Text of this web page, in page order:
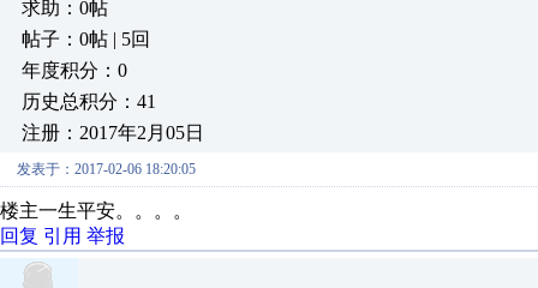
求助：0帖
帖子：0帖 | 5回
年度积分：0
历史总积分：41
注册：2017年2月05日
发表于：2017-02-06 18:20:05
楼主一生平安。。。。
回复 引用 举报